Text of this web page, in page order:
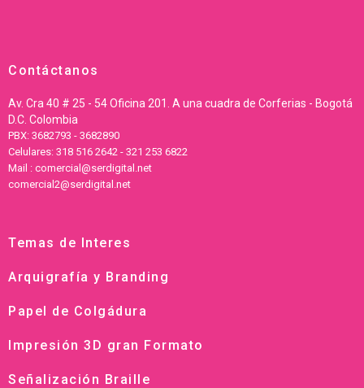
Contáctanos
Av. Cra 40 # 25 - 54 Oficina 201. A una cuadra de Corferias - Bogotá
D.C. Colombia
PBX: 3682793 - 3682890
Celulares: 318 516 2642 - 321 253 6822
Mail : comercial@serdigital.net
comercial2@serdigital.net
Temas de Interes
Arquigrafía y Branding
Papel de Colgádura
Impresión 3D gran Formato
Señalización Braille